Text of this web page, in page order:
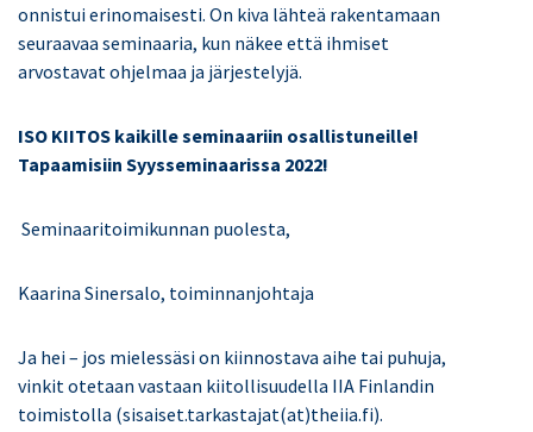
onnistui erinomaisesti. On kiva lähteä rakentamaan
seuraavaa seminaaria, kun näkee että ihmiset
arvostavat ohjelmaa ja järjestelyjä.
ISO KIITOS kaikille seminaariin osallistuneille!
Tapaamisiin Syysseminaarissa 2022!
Seminaaritoimikunnan puolesta,
Kaarina Sinersalo, toiminnanjohtaja
Ja hei – jos mielessäsi on kiinnostava aihe tai puhuja,
vinkit otetaan vastaan kiitollisuudella IIA Finlandin
toimistolla (sisaiset.tarkastajat(at)theiia.fi).